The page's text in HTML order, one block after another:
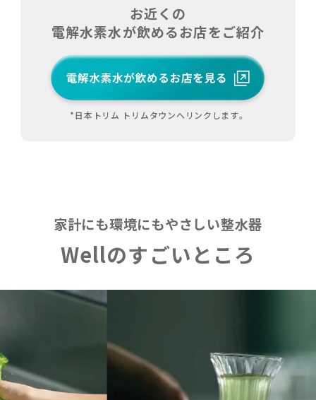
お近くの
電解水素水が飲めるお店をご紹介
*日本トリム トリムタウンへリンクします。
家計にも環境にもやさしい整水器
Wellのすごいところ